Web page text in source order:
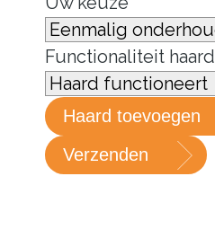
Functionaliteit haard
Haard toevoegen